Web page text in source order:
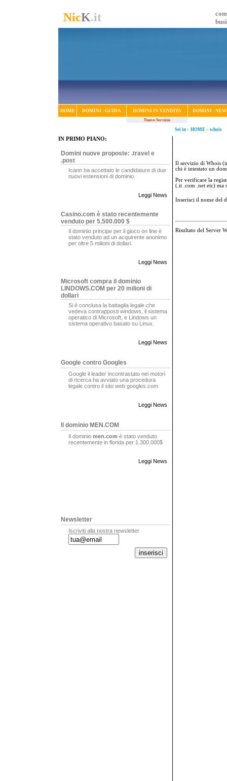
NicK.it
HOME DOMINI : GUIDA DOMINI IN VENDITA DOMINI :
Nuovo Servizio
Sei in » HOME » whois
IN PRIMO PIANO:
Domini nuove proposte: .travel e
.post
Icann ha accettato le candidature di due
nuovi estensioni di dominio.
Leggi News
Casino.com è stato recentemente
venduto per 5.500.000 $
Il dominio principe per il gioco on line è
stato venduto ad un acquirente anonimo
per oltre 5 milioni di dollari.
Leggi News
Microsoft compra il dominio
LINDOWS.COM per 20 milioni di
dollari
Si è conclusa la battaglia legale che
vedeva contrapposti windows, il sistema
operatico di Microsoft, e Lindows un
sistema operativo basato su Linux.
Leggi News
Google contro Googles
Google il leader incontrastato nei motori
di ricerca ha avviato una procedura
legale contro il sito web googles.com
Leggi News
Il dominio MEN.COM
Il dominio men.com è stato venduto
recentemente in florida per 1.300.000$
Leggi News
Newsletter
Iscriviti alla nostra newsletter
Il servizio di Whois
chi è intestato un
Per verificare la
(.it .com .net etc) ma
Inserisci il nome del
Risultato del Server